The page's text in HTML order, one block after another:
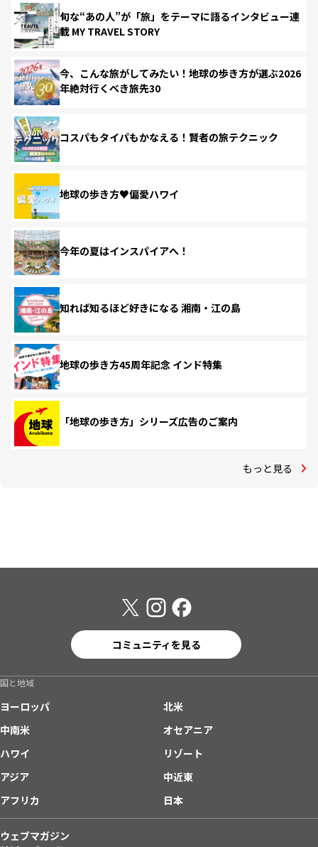
旬な“あの人”が「旅」をテーマに語るインタビュー連
載 MY TRAVEL STORY
今、こんな旅がしてみたい！地球の歩き方が選ぶ2026
年絶対行くべき旅先30
コスパもタイパもかなえる！賢者の旅テクニック
地球の歩き方♥偏愛ハワイ
今年の夏はインスパイアへ！
知れば知るほど好きになる 湘南・江の島
地球の歩き方45周年記念 インド特集
「地球の歩き方」シリーズ広告のご案内
もっと見る
コミュニティを見る
国と地域
ヨーロッパ
北米
中南米
オセアニア
ハワイ
リゾート
アジア
中近東
アフリカ
日本
ウェブマガジン